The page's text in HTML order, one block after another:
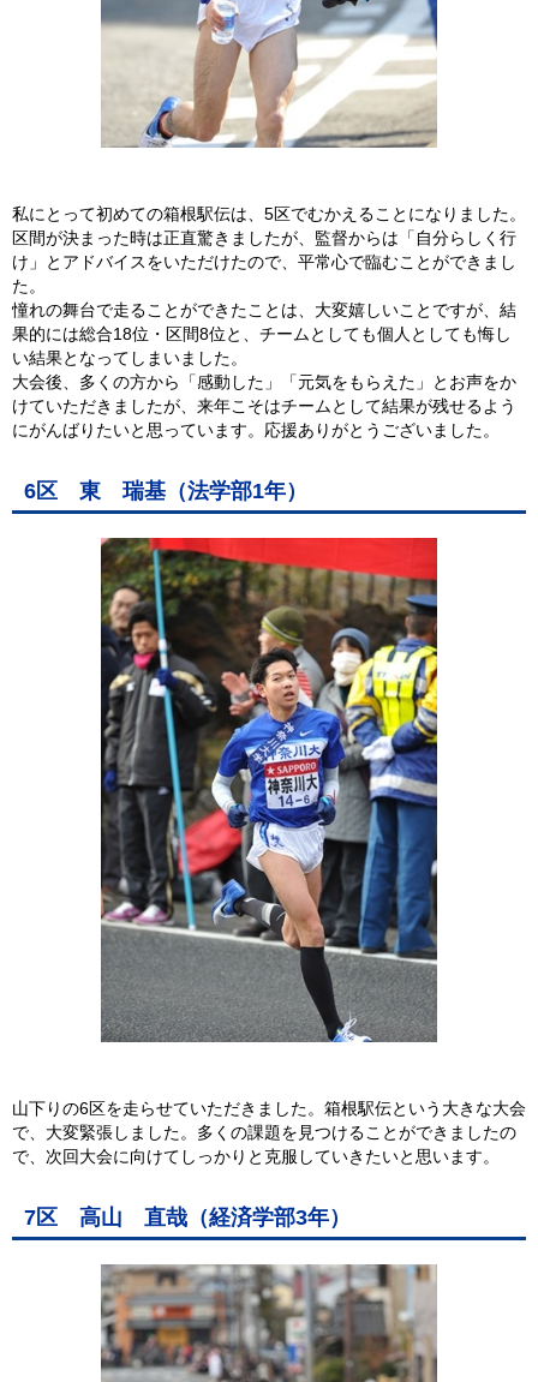
私にとって初めての箱根駅伝は、5区でむかえることになりました。
区間が決まった時は正直驚きましたが、監督からは「自分らしく行
け」とアドバイスをいただけたので、平常心で臨むことができまし
た。
憧れの舞台で走ることができたことは、大変嬉しいことですが、結
果的には総合18位・区間8位と、チームとしても個人としても悔し
い結果となってしまいました。
大会後、多くの方から「感動した」「元気をもらえた」とお声をか
けていただきましたが、来年こそはチームとして結果が残せるよう
にがんばりたいと思っています。応援ありがとうございました。
6区 東 瑞基（法学部1年）
山下りの6区を走らせていただきました。箱根駅伝という大きな大会
で、大変緊張しました。多くの課題を見つけることができましたの
で、次回大会に向けてしっかりと克服していきたいと思います。
7区 高山 直哉（経済学部3年）